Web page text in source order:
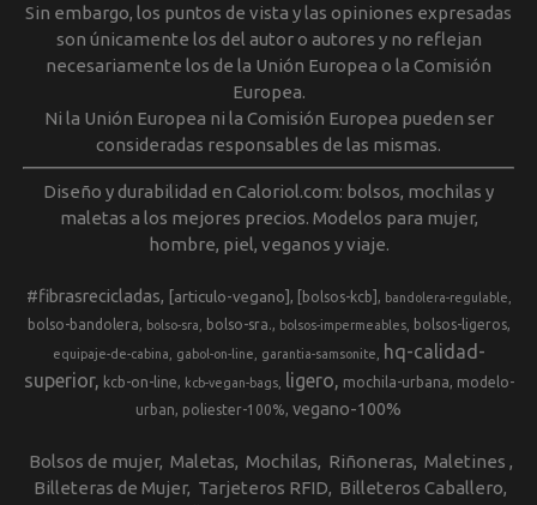
Sin embargo, los puntos de vista y las opiniones expresadas
son únicamente los del autor o autores y no reflejan
necesariamente los de la Unión Europea o la Comisión
Europea.
Ni la Unión Europea ni la Comisión Europea pueden ser
consideradas responsables de las mismas.
Diseño y durabilidad en Caloriol.com: bolsos, mochilas y
maletas a los mejores precios. Modelos para mujer,
hombre, piel, veganos y viaje.
#fibrasrecicladas [articulo-vegano] [bolsos-kcb] bandolera-regulable
bolso-bandolera bolso-sra bolso-sra. bolsos-impermeables bolsos-ligeros
equipaje-de-cabina gabol-on-line garantia-samsonite
hq-calidad-
superior
kcb-on-line kcb-vegan-bags ligero mochila-urbana
modelo-
urban
poliester-100% vegano-100%
Bolsos de mujer Maletas Mochilas Riñoneras Maletines
Billeteras de Mujer Tarjeteros RFID
Billeteros Caballero